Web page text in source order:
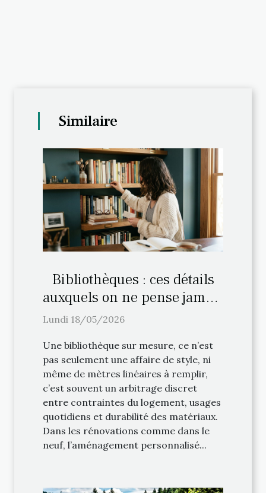
Similaire
Bibliothèques : ces détails
auxquels on ne pense jamais
lors de l’aménagement
Lundi 18/05/2026
Une bibliothèque sur mesure, ce n’est
pas seulement une affaire de style, ni
même de mètres linéaires à remplir,
c’est souvent un arbitrage discret
entre contraintes du logement, usages
quotidiens et durabilité des matériaux.
Dans les rénovations comme dans le
neuf, l’aménagement personnalisé...